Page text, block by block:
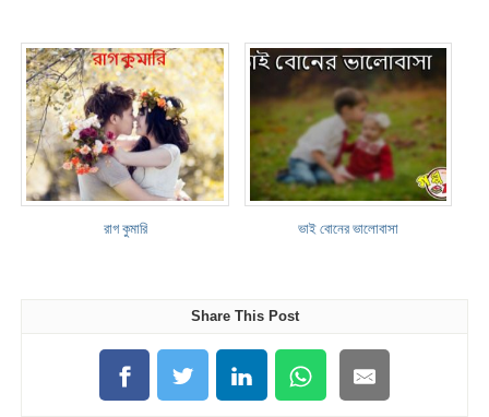
রাগ কুমারি ভাই বোনের ভালোবাসা
Share This Post